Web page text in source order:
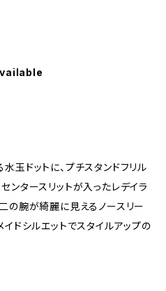
玉ドットに、プチスタンドフリル
ンタースリットが入ったレデイラ
の腕が綺麗に見えるノースリー
ドシルエットでスタイルアップの